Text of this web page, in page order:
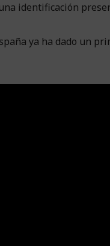
identificación
ya ha dado un